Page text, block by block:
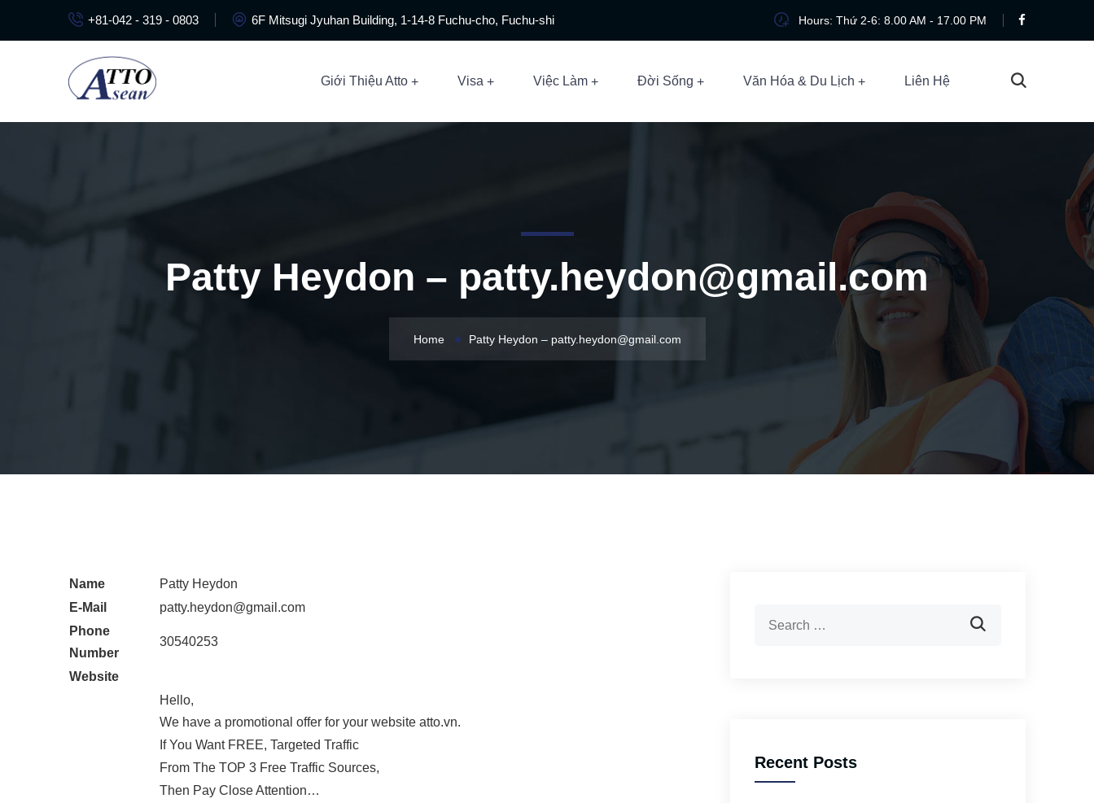
+81-042 - 319 - 0803 6F Mitsugi Jyuhan Building, 1-14-8 Fuchu-cho, Fuchu-shi Hours: Thứ 2-6: 8.00 AM - 17.00 PM
Giới Thiệu Atto Visa Việc Làm Đời Sống Văn Hóa & Du Lịch Liên Hệ
Patty Heydon – patty.heydon@gmail.com
Home Patty Heydon – patty.heydon@gmail.com
Name
Patty Heydon
E-Mail
patty.heydon@gmail.com
Phone
Number
30540253
Website
Hello,
We have a promotional offer for your website atto.vn.
If You Want FREE, Targeted Traffic
From The TOP 3 Free Traffic Sources,
Then Pay Close Attention…
Recent Posts